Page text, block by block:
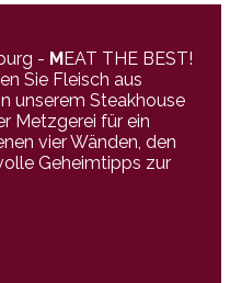
- MEAT THE BEST!
Sie Fleisch aus
unserem Steakhouse
Metzgerei für ein
vier Wänden, den
Geheimtipps zur